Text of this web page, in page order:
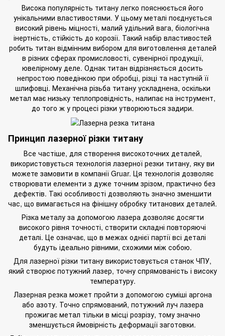
Висока популярність титану легко пояснюється його
унікальними властивостями. У цьому металі поєднується
високий рівень міцності, малий удільний вага, біологічна
інертність, стійкість до корозії. Такий набір властивостей
робить титан відмінним вибором для виготовлення деталей
в різних сферах промисловості, сувенірної продукції,
ювелірному деле. Однак титан відрізняється досить
непростою поведінкою при обробці, різці та наступній її
шлифовці. Механічна різьба титану ускладнена, оскільки
метал має низьку теплопровідність, налипає на інструмент,
до того ж у процесі різки утворюються задири.
Принцип лазерної різки титану
Все частіше, для створення високоточних деталей,
використовується технологія лазерної резки титану, яку ви
можете замовити в компанії Gruar. Ця технологія дозволяє
створювати елементи з дуже точним зрізом, практично без
дефектів. Такі особливості дозволяють значно зменшити
час, що вимагається на фінішну обробку титанових деталей.
Різка металу за допомогою лазера дозволяє досягти
високого рівня точності, створити складні повторяючі
деталі. Це означає, що в межах однієї партії всі деталі
будуть ідеально рівними, схожими між собою.
Для лазерної різки титану використовується станок ЧПУ,
який створює потужний лазер, точну спрямованість і високу
температуру.
Лазерная резка может пройти з допомогою суміші аргона
або азоту. Точно спрямований, потужний луч лазера
прожигає метал тільки в місці розрізу, тому значно
зменшується ймовірність деформації заготовки.